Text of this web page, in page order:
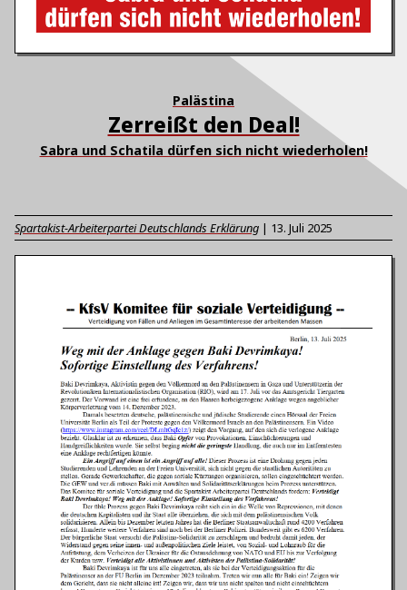
Palästina
Zerreißt den Deal!
Sabra und Schatila dürfen sich nicht wiederholen!
Spartakist-Arbeiterpartei Deutschlands Erklärung | 13. Juli 2025